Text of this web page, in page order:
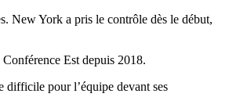
New York a pris le contrôle dès le début,
Est depuis 2018.
difficile pour l’équipe devant ses